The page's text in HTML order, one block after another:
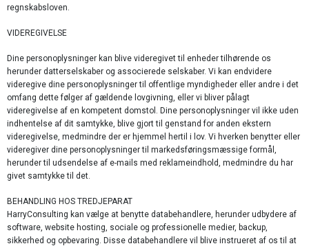
regnskabsloven.
VIDEREGIVELSE
Dine personoplysninger kan blive videregivet til enheder tilhørende os
herunder datterselskaber og associerede selskaber. Vi kan endvidere
videregive dine personoplysninger til offentlige myndigheder eller andre i det
omfang dette følger af gældende lovgivning, eller vi bliver pålagt
videregivelse af en kompetent domstol. Dine personoplysninger vil ikke uden
indhentelse af dit samtykke, blive gjort til genstand for anden ekstern
videregivelse, medmindre der er hjemmel hertil i lov. Vi hverken benytter eller
videregiver dine personoplysninger til markedsføringsmæssige formål,
herunder til udsendelse af e-mails med reklameindhold, medmindre du har
givet samtykke til det.
BEHANDLING HOS TREDJEPARAT
HarryConsulting kan vælge at benytte databehandlere, herunder udbydere af
software, website hosting, sociale og professionelle medier, backup,
sikkerhed og opbevaring. Disse databehandlere vil blive instrueret af os til at